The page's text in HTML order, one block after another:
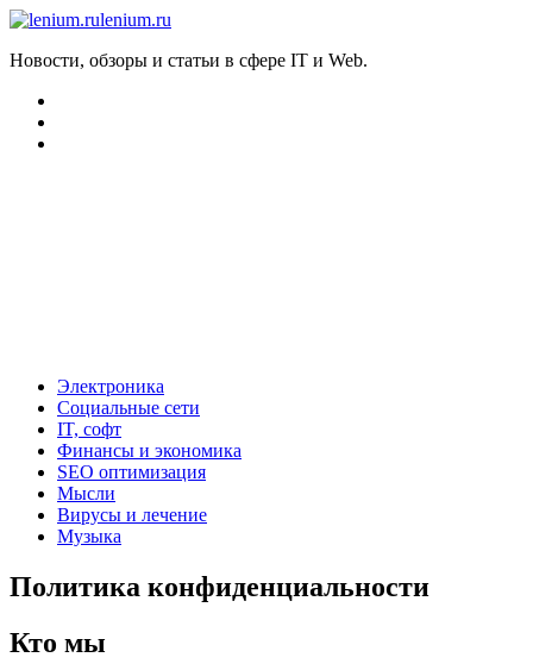
lenium.ru
Новости, обзоры и статьи в сфере IT и Web.
Электроника
Социальные сети
IT, софт
Финансы и экономика
SEO оптимизация
Мысли
Вирусы и лечение
Музыка
Политика конфиденциальности
Кто мы